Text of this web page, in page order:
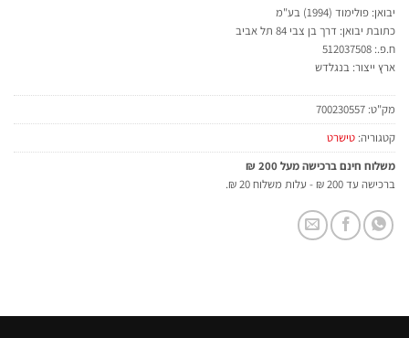
יבואן: פולימוד (1994) בע"מ
כתובת יבואן: דרך בן צבי 84 תל אביב
ח.פ.: 512037508
ארץ ייצור: בנגלדש
מק"ט: 700230557
קטגוריה: טישרט
משלוח חינם ברכישה מעל 200 ₪
ברכישה עד 200 ₪ - עלות משלוח 20 ₪.